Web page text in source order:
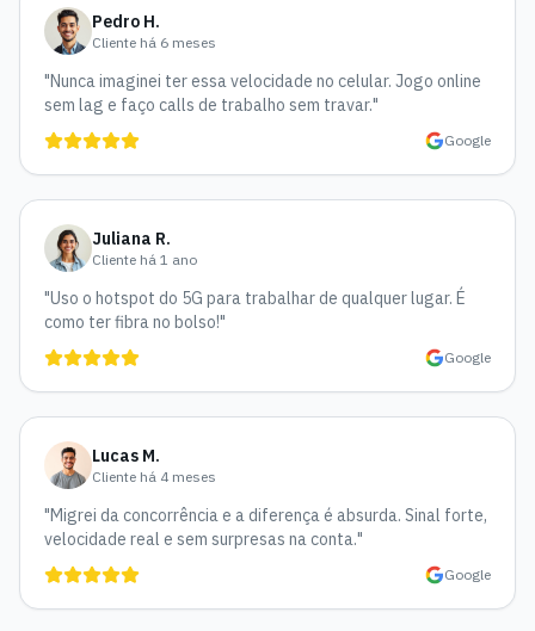
Pedro H.
Cliente há 6 meses
"Nunca imaginei ter essa velocidade no celular. Jogo online
sem lag e faço calls de trabalho sem travar."
Google
Juliana R.
Cliente há 1 ano
"Uso o hotspot do 5G para trabalhar de qualquer lugar. É
como ter fibra no bolso!"
Google
Lucas M.
Cliente há 4 meses
"Migrei da concorrência e a diferença é absurda. Sinal forte,
velocidade real e sem surpresas na conta."
Google